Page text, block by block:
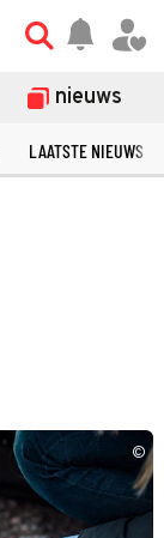
nieuws
LAATSTE NIEUWS
©